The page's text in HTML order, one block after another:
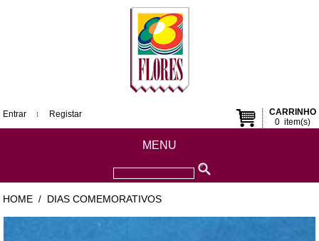
CARRINHO
0item(s)
Entrar Registar
MENU
HOME / DIAS COMEMORATIVOS